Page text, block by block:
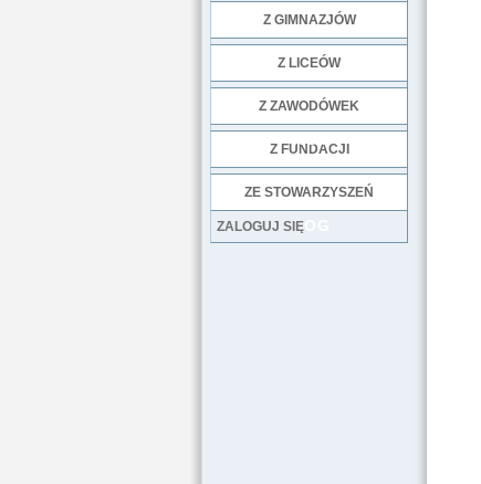
Z GIMNAZJÓW
Z LICEÓW
Z ZAWODÓWEK
Z FUNDACJI
ZE STOWARZYSZEŃ
LOG
ZALOGUJ SIĘ